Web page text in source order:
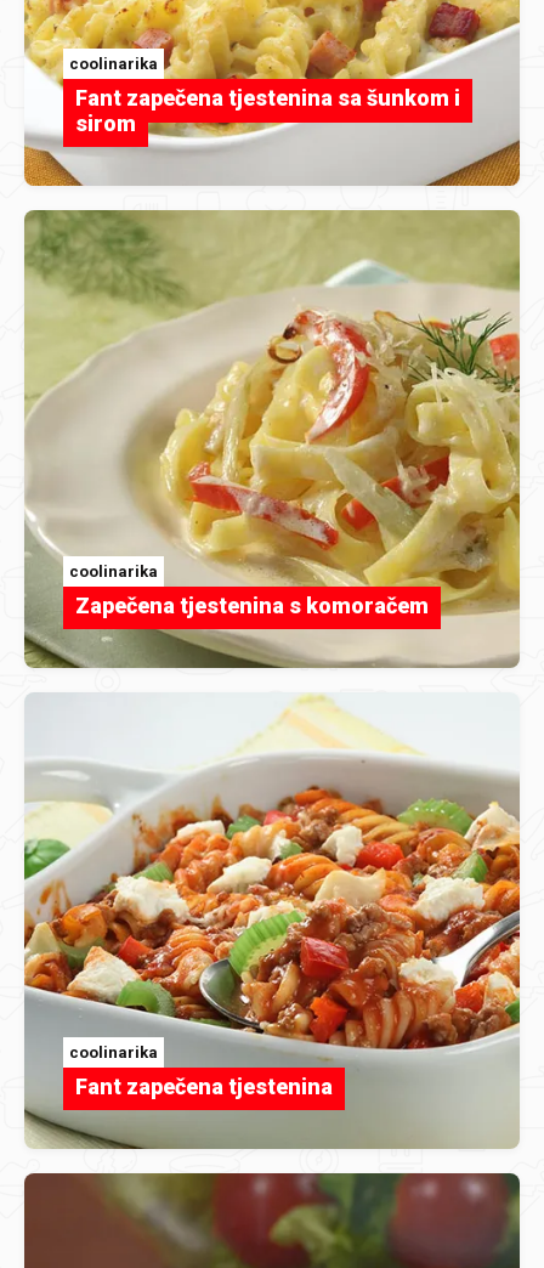
coolinarika
Fant zapečena tjestenina sa šunkom i
sirom
coolinarika
Zapečena tjestenina s komoračem
coolinarika
Fant zapečena tjestenina